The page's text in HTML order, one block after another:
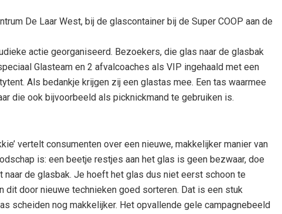
De Laar West, bij de glascontainer bij de Super COOP aan de
actie georganiseerd. Bezoekers, die glas naar de glasbak
Glasteam en 2 afvalcoaches als VIP ingehaald met een
Als bedankje krijgen zij een glastas mee. Een tas waarmee
die ook bijvoorbeeld als picknickmand te gebruiken is.
vertelt consumenten over een nieuwe, makkelijker manier van
is: een beetje restjes aan het glas is geen bezwaar, doe
de glasbak. Je hoeft het glas dus niet eerst schoon te
dit door nieuwe technieken goed sorteren. Dat is een stuk
scheiden nog makkelijker. Het opvallende gele campagnebeeld